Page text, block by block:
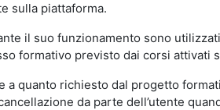
sulla piattaforma.
il suo funzionamento sono
formativo previsto dai corsi attivati
a quanto richiesto dal progetto
da parte dell’utente